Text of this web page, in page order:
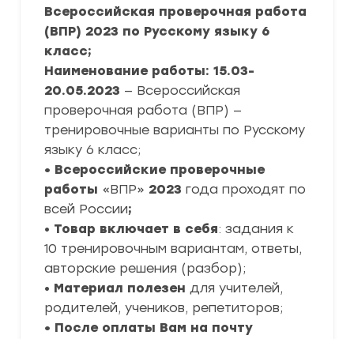
Всероссийская проверочная работа
(ВПР) 2023 по Русскому языку 6
класс;
Наименование работы: 15.03-
20.05.2023 — Всероссийская
проверочная работа (ВПР) —
тренировочные варианты по Русскому
языку 6 класс;
• Всероссийские проверочные
работы «ВПР» 2023 года проходят по
всей России;
• Товар включает в себя: задания к
10 тренировочным вариантам, ответы,
авторские решения (разбор);
• Материал полезен для учителей,
родителей, учеников, репетиторов;
• После оплаты Вам на почту